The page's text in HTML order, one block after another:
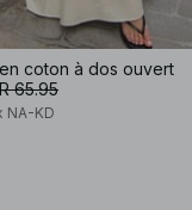
coton à dos ouvert
65.95
NA-KD